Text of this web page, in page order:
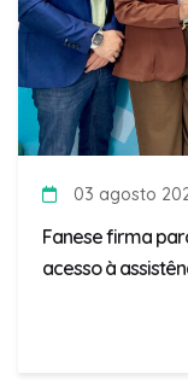
03 agosto
Fanese firma
acesso à